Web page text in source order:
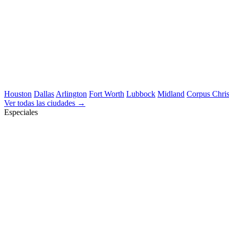
Houston Dallas Arlington Fort Worth Lubbock Midland Corpus
Ver todas las ciudades →
Especiales